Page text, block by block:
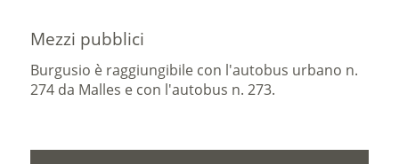
Mezzi pubblici
Burgusio è raggiungibile con l'autobus urbano n.
274 da Malles e con l'autobus n. 273.